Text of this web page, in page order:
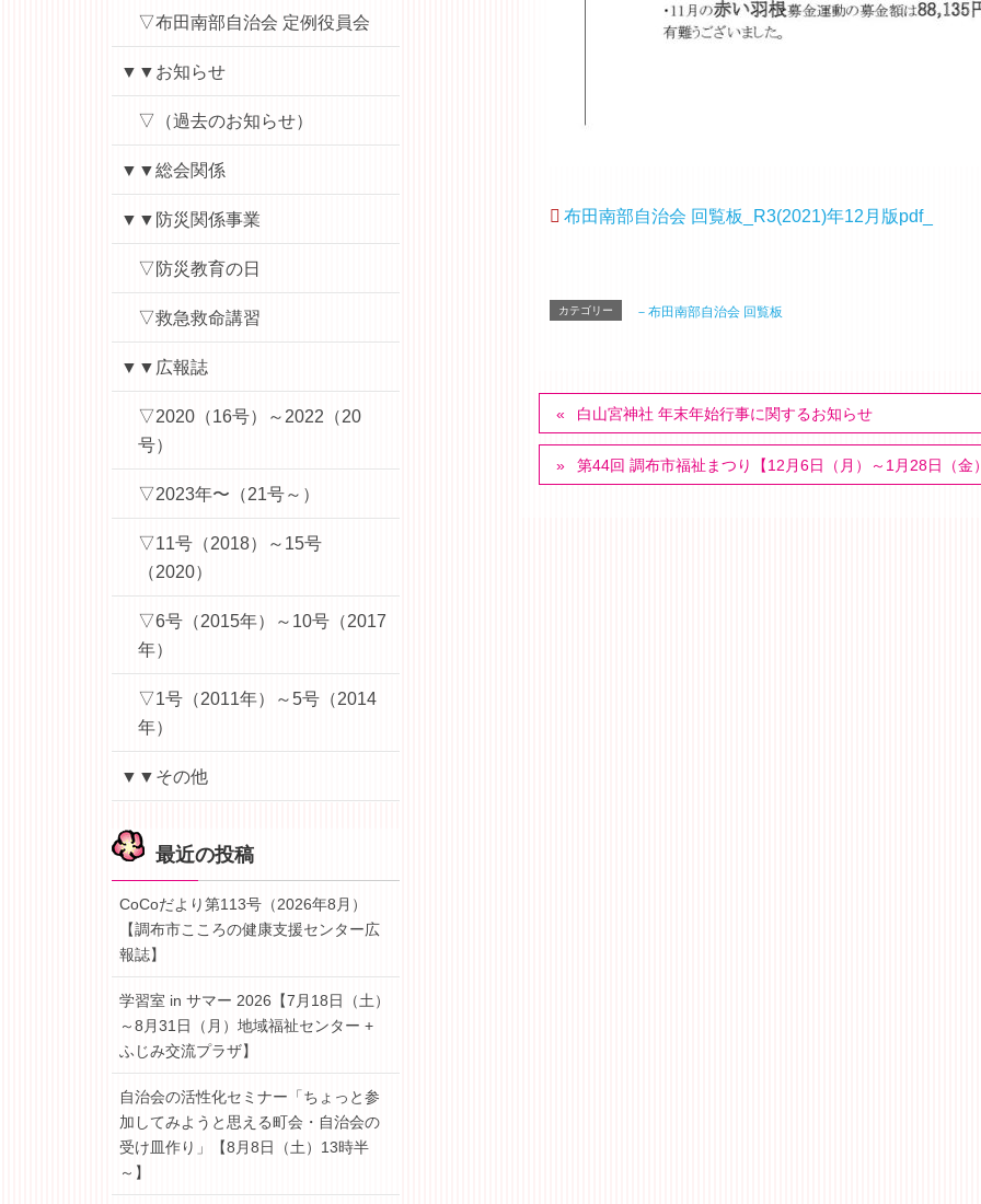
布田南部自治会 回覧板_R3(2021)年12月版pdf_
カテゴリー －布田南部自治会 回覧板
白山宮神社 年末年始行事に関するお知らせ
第44回 調布市福祉まつり【12月6日（月）～1月28日（金
▽布田南部自治会 定例役員会
▼▼お知らせ
▽（過去のお知らせ）
▼▼総会関係
▼▼防災関係事業
▽防災教育の日
▽救急救命講習
▼▼広報誌
▽2020（16号）～2022（20
号）
▽2023年〜（21号～）
▽11号（2018）～15号
（2020）
▽6号（2015年）～10号（2017
年）
▽1号（2011年）～5号（2014
年）
▼▼その他
最近の投稿
CoCoだより第113号（2026年8月）
【調布市こころの健康支援センター広
報誌】
学習室 in サマー 2026【7月18日（土）
～8月31日（月）地域福祉センター +
ふじみ交流プラザ】
自治会の活性化セミナー「ちょっと参
加してみようと思える町会・自治会の
受け皿作り」【8月8日（土）13時半
～】